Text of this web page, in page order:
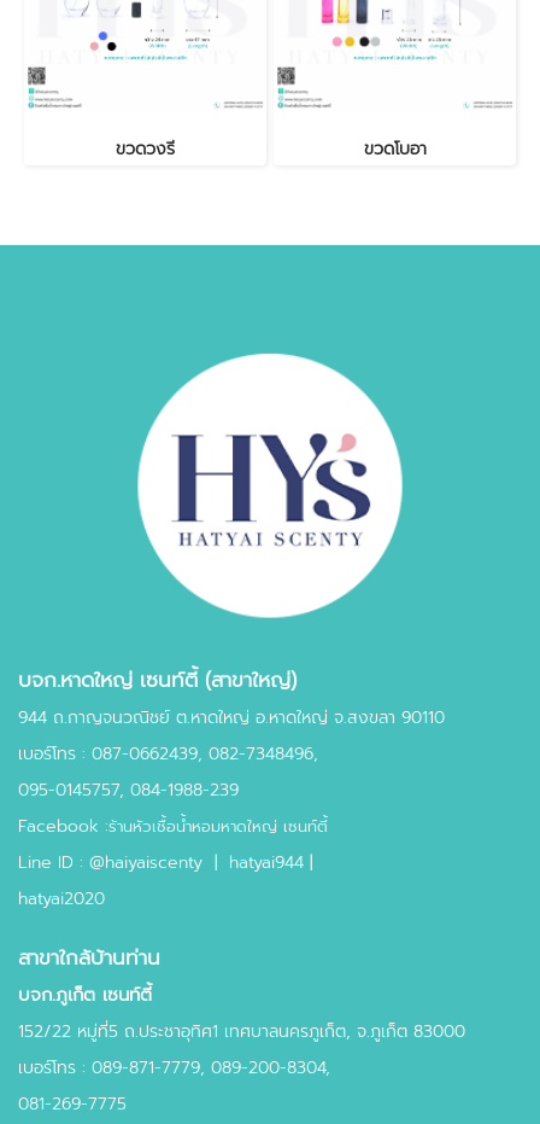
ขวดวงรี ขวดโบอา
บจก.หาดใหญ่ เซนท์ตี้ (สาขาใหญ่)
944 ถ.กาญจนวณิชย์ ต.หาดใหญ่ อ.หาดใหญ่ จ.สงขลา 90110
เบอร์โทร : 087-0662439, 082-7348496,
095-0145757, 084-1988-239
Facebook :ร้านหัวเชื้อน้ำหอมหาดใหญ่ เซนท์ตี้
Line ID : @haiyaiscenty | hatyai944 |
hatyai2020
สาขาใกล้บ้านท่าน
บจก.ภูเก็ต เซนท์ตี้
152/22 หมู่ที่5 ถ.ประชาอุทิศ1 เทศบาลนครภูเก็ต, จ.ภูเก็ต 83000
เบอร์โทร : 089-871-7779, 089-200-8304,
081-269-7775